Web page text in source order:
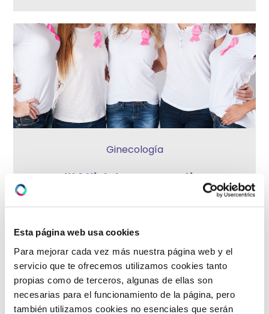
Esta página web usa cookies
Para mejorar cada vez más nuestra página web y el
servicio que te ofrecemos utilizamos cookies tanto
propias como de terceros, algunas de ellas son
necesarias para el funcionamiento de la página, pero
también utilizamos cookies no esenciales que serán
Ginecología
HLA Vistahermosa realiza
mamografías gratuitas el próximo 19
de Octubre en un año en el que los
afectados por la pandemia
octubre 1, 2021
HLA Vistahermosa pone en marcha una campaña
de prevención con la realización de mamografías